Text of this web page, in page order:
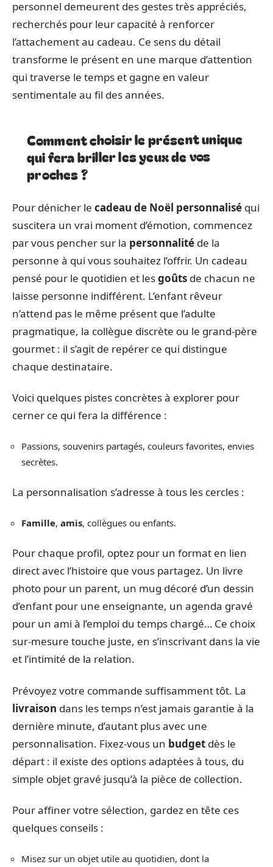
personnel demeurent des gestes très appréciés,
recherchés pour leur capacité à renforcer
l’attachement au cadeau. Ce sens du détail
transforme le présent en une marque d’attention
qui traverse le temps et gagne en valeur
sentimentale au fil des années.
Comment choisir le présent unique
qui fera briller les yeux de vos
proches ?
Pour dénicher le cadeau de Noël personnalisé qui
suscitera un vrai moment d’émotion, commencez
par vous pencher sur la personnalité de la
personne à qui vous souhaitez l’offrir. Un cadeau
pensé pour le quotidien et lesgoûts de chacun ne
laisse personne indifférent. L’enfant rêveur
n’attend pas le même présent que l’adulte
pragmatique, la collègue discrète ou le grand-père
gourmet : il s’agit de repérer ce qui distingue
chaque destinataire.
Voici quelques pistes concrètes à explorer pour
cerner ce qui fera la différence :
Passions, souvenirs partagés, couleurs favorites, envies
secrètes.
La personnalisation s’adresse à tous les cercles :
Famille, amis, collègues ou enfants.
Pour chaque profil, optez pour un format en lien
direct avec l’histoire que vous partagez. Un livre
photo pour un parent, un mug décoré d’un dessin
d’enfant pour une enseignante, un agenda gravé
pour un ami à l’emploi du temps chargé… Ce choix
sur-mesure touche juste, en s’inscrivant dans la vie
et l’intimité de la relation.
Prévoyez votre commande suffisamment tôt. La
livraison dans les temps n’est jamais garantie à la
dernière minute, d’autant plus avec une
personnalisation. Fixez-vous un budget dès le
départ : il existe des options adaptées à tous, du
simple objet gravé jusqu’à la pièce de collection.
Pour affiner votre sélection, gardez en tête ces
quelques conseils :
Misez sur un objet utile au quotidien, dont la